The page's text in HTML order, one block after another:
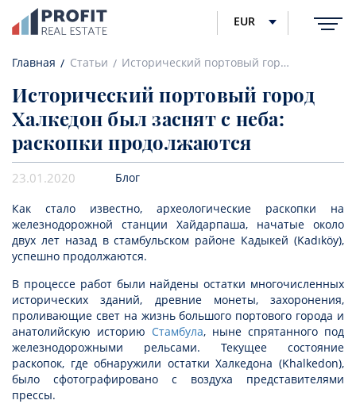
EUR
Главная Статьи Исторический портовый город Халкедон был заснят с неба: раскопки продолжаются
Исторический портовый город
Халкедон был заснят с неба:
раскопки продолжаются
23.01.2020 Блог
Как стало известно, археологические раскопки на
железнодорожной станции Хайдарпаша, начатые около
двух лет назад в стамбульском районе Кадыкей (Kadıköy),
успешно продолжаются.
В процессе работ были найдены остатки многочисленных
исторических зданий, древние монеты, захоронения,
проливающие свет на жизнь большого портового города и
анатолийскую историю Стамбула, ныне спрятанного под
железнодорожными рельсами. Текущее состояние
раскопок, где обнаружили остатки Халкедона (Khalkedon),
было сфотографировано с воздуха представителями
прессы.